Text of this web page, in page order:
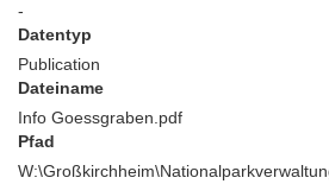
-
Datentyp
Publication
Dateiname
Info Goessgraben.pdf
Pfad